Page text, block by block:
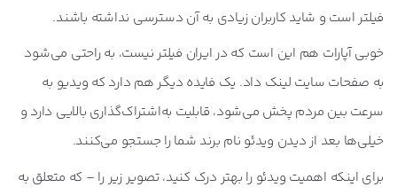
فیلتر است و شاید کاربران زیادی به آن دسترسی نداشته باشند.
خوبی آپارات هم این است که در ایران فیلتر نیست، به راحتی می‌شود
به صفحات سایت لینک داد. یک فایده دیگر هم دارد که ویدیو به
سرعت بین مردم پخش می‌شود، قابلیت به‌اشتراک‌گذاری بالایی دارد و
خیلی‌ها بعد از دیدن ویدئو نام برند شما را جستجو می‌کنند.
برای اینکه اهمیت ویدئو را بهتر درک کنید، تصویر زیر را – که متعلق به